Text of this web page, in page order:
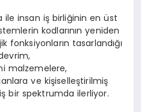
ile insan iş birliğinin en üst
kodlarının yeniden
fonksiyonların tasarlandığı
malzemelere,
ve kişiselleştirilmiş
bir spektrumda ilerliyor.